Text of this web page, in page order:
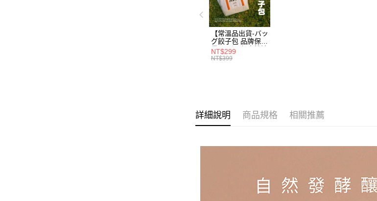
【常溫品出貨-バッ
グ餃子包 品牌保冷
袋】 🍃環保水性油
墨無毒首選❌不含
營野餐萬用袋👜
NT$299
NT$399
詳細說明 商品規格 相關推薦